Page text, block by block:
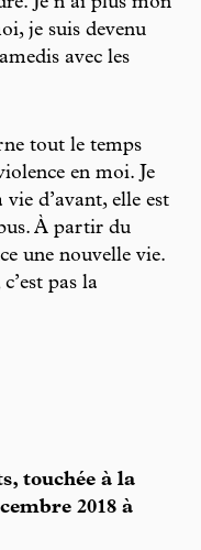
je suis devenu
avec les
tout le temps
en moi. Je
d’avant, elle est
À partir du
une nouvelle vie.
pas la
touchée à la
2018 à